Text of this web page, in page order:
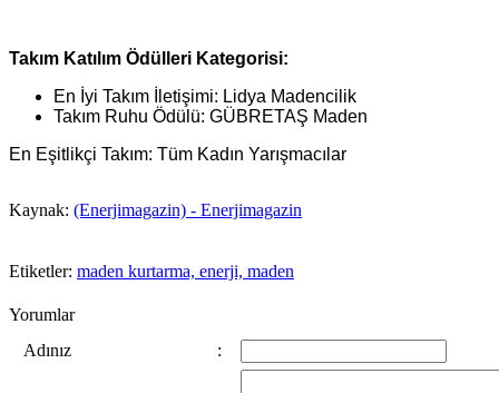
Takım Katılım Ödülleri Kategorisi:
En İyi Takım İletişimi: Lidya Madencilik
Takım Ruhu Ödülü: GÜBRETAŞ Maden
En Eşitlikçi Takım: Tüm Kadın Yarışmacılar
Kaynak: (Enerjimagazin) - Enerjimagazin
Etiketler: maden kurtarma, enerji, maden
Yorumlar
Adınız
: